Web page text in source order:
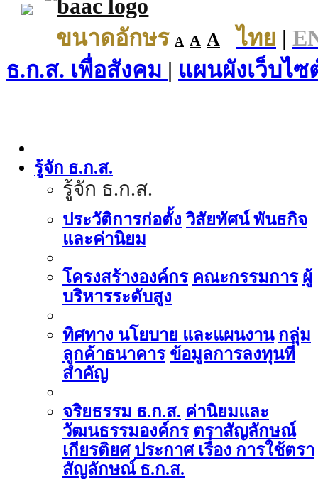
ขนาดอักษร A A A ไทย |
ธ.ก.ส. เพื่อสังคม | แผนผังเว็บไซ
รู้จัก ธ.ก.ส.
รู้จัก ธ.ก.ส.
ประวัติการก่อตั้ง วิสัยทัศน์ พันธกิจ
และค่านิยม
โครงสร้างองค์กร คณะกรรมการ ผู้
บริหารระดับสูง
ทิศทาง นโยบาย และแผนงาน กลุ่ม
ลูกค้าธนาคาร ข้อมูลการลงทุนที่
สำคัญ
จริยธรรม ธ.ก.ส. ค่านิยมและ
วัฒนธรรมองค์กร ตราสัญลักษณ์
เกียรติยศ ประกาศ เรื่อง การใช้ตรา
สัญลักษณ์ ธ.ก.ส.